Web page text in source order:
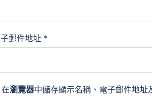
郵件地址 *
在瀏覽器中儲存顯示名稱、電子郵件地址